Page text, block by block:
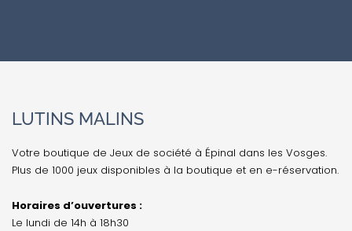
LUTINS MALINS
Votre boutique de Jeux de société à Épinal dans les Vosges.
Plus de 1000 jeux disponibles à la boutique et en e-réservation.
Horaires d’ouvertures :
Le lundi de 14h à 18h30